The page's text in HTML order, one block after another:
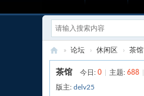
U
R
» 论坛 › 休闲区 › 茶馆
茶馆 今日: 0 主题: 688
版主: delv25